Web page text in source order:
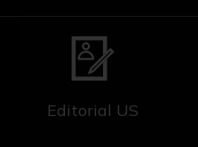
para la elaboración
importante
Editorial US